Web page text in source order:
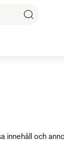
innehåll och